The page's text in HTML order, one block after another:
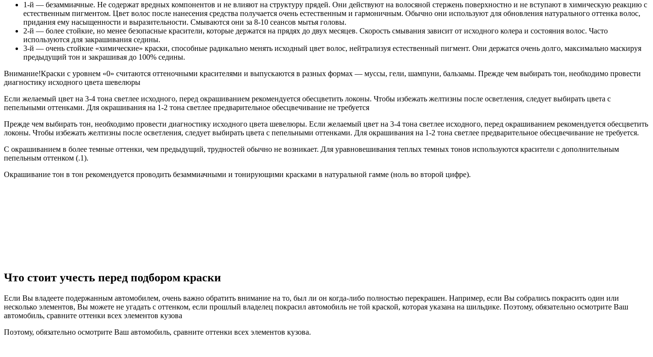
1-й — безаммиачные. Не содержат вредных компонентов и не влияют на структуру прядей. Они действуют на волосяной стержень поверхностно и не вступают в химическую реакцию с
естественным пигментом. Цвет волос после нанесения средства получается очень естественным и гармоничным. Обычно они используют для обновления натурального оттенка волос,
придания ему насыщенности и выразительности. Смываются они за 8-10 сеансов мытья головы.
2-й — более стойкие, но менее безопасные красители, которые держатся на прядях до двух месяцев. Скорость смывания зависит от исходного колера и состояния волос. Часто
используются для закрашивания седины.
3-й — очень стойкие «химические» краски, способные радикально менять исходный цвет волос, нейтрализуя естественный пигмент. Они держатся очень долго, максимально маскируя
предыдущий тон и закрашивая до 100% седины.
Внимание!Краски с уровнем «0» считаются оттеночными красителями и выпускаются в разных формах — муссы, гели, шампуни, бальзамы. Прежде чем выбирать тон, необходимо провести
диагностику исходного цвета шевелюры
Если желаемый цвет на 3-4 тона светлее исходного, перед окрашиванием рекомендуется обесцветить локоны. Чтобы избежать желтизны после осветления, следует выбирать цвета с
пепельными оттенками. Для окрашивания на 1-2 тона светлее предварительное обесцвечивание не требуется
Прежде чем выбирать тон, необходимо провести диагностику исходного цвета шевелюры. Если желаемый цвет на 3-4 тона светлее исходного, перед окрашиванием рекомендуется обесцветить
локоны. Чтобы избежать желтизны после осветления, следует выбирать цвета с пепельными оттенками. Для окрашивания на 1-2 тона светлее предварительное обесцвечивание не требуется.
С окрашиванием в более темные оттенки, чем предыдущий, трудностей обычно не возникает. Для уравновешивания теплых темных тонов используются красители с дополнительным
пепельным оттенком (.1).
Окрашивание тон в тон рекомендуется проводить безаммиачными и тонирующими красками в натуральной гамме (ноль во второй цифре).
Что стоит учесть перед подбором краски
Если Вы владеете подержанным автомобилем, очень важно обратить внимание на то, был ли он когда-либо полностью перекрашен. Например, если Вы собрались покрасить один или
несколько элементов, Вы можете не угадать с оттенком, если прошлый владелец покрасил автомобиль не той краской, которая указана на шильдике. Поэтому, обязательно осмотрите Ваш
автомобиль, сравните оттенки всех элементов кузова
Поэтому, обязательно осмотрите Ваш автомобиль, сравните оттенки всех элементов кузова.